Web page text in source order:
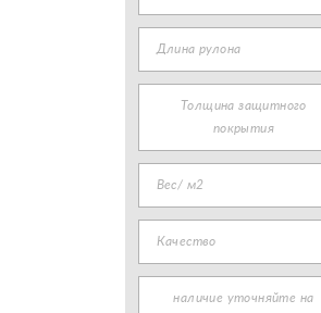
Длина рулона
Толщина защитного
покрытия
Вес/ м2
Качество
наличие уточняйте на